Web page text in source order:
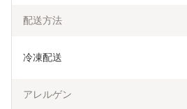
配送方法
冷凍配送
アレルゲン